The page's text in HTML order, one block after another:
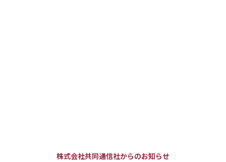
株式会社共同通信社からのお知らせ